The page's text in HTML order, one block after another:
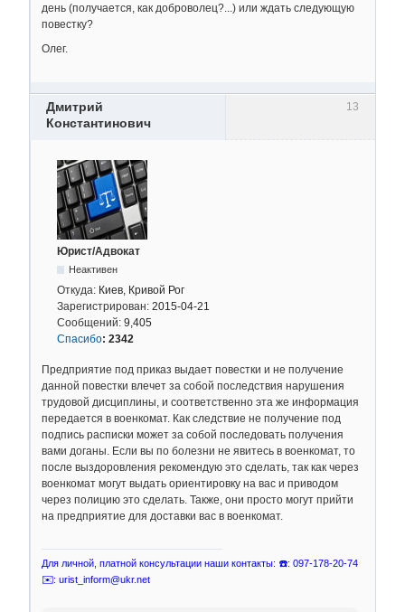
день (получается, как доброволец?...) или ждать следующую
повестку?
Олег.
13
Дмитрий
Константинович
Юрист/Адвокат
Неактивен
Откуда: Киев, Кривой Рог
Зарегистрирован: 2015-04-21
Сообщений: 9,405
Спасибо: 2342
Предприятие под приказ выдает повестки и не получение
данной повестки влечет за собой последствия нарушения
трудовой дисциплины, и соответственно эта же информация
передается в военкомат. Как следствие не получение под
подпись расписки может за собой последовать получения
вами доганы. Если вы по болезни не явитесь в военкомат, то
после выздоровления рекомендую это сделать, так как через
военкомат могут выдать ориентировку на вас и приводом
через полицию это сделать. Также, они просто могут прийти
на предприятие для доставки вас в военкомат.
Для личной, платной консультации наши контакты: ☎️: 097-178-20-74
✉️: urist_inform@ukr.net